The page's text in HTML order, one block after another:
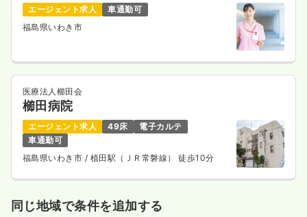
エージェント求人
車通勤可
福島県いわき市
医療法人櫛田会
櫛田病院
エージェント求人 49床
電子カルテ
車通勤可
福島県いわき市 / 植田駅（ＪＲ常磐線） 徒歩10分
同じ地域で条件を追加する